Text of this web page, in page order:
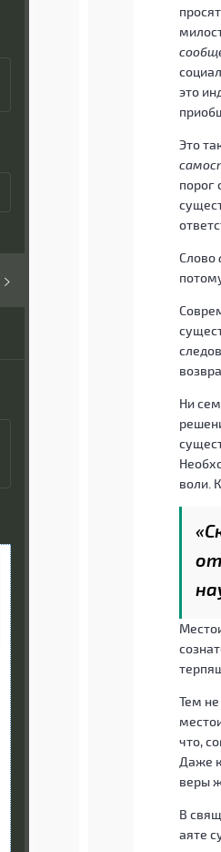
это
Это
порог
Слово
Ни
воли.
Тем
что,
Даже
веры
В
аяте